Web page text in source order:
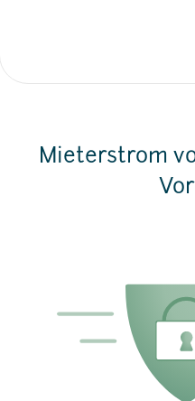
Mieterstrom